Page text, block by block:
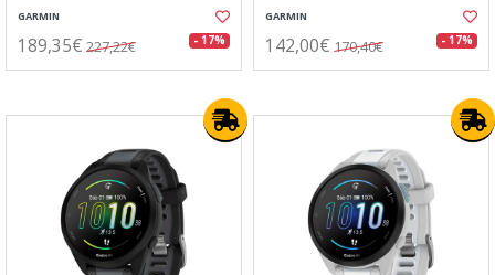
GARMIN
189,35€ 227,22€ - 17%
GARMIN
142,00€ 170,40€ - 17%